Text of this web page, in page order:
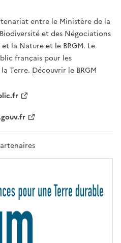
T
É
,
É
G
A
L
F
A
T
R
T
É
entre le Ministère de la
et des Négociations
la Nature et le BRGM. Le
français pour les
Terre. Découvrir le BRGM